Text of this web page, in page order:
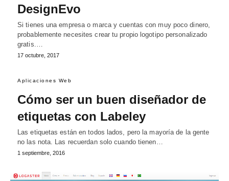
DesignEvo
Si tienes una empresa o marca y cuentas con muy poco dinero,
probablemente necesites crear tu propio logotipo personalizado
gratis.…
17 octubre, 2017
Aplicaciones Web
Cómo ser un buen diseñador de
etiquetas con Labeley
Las etiquetas están en todos lados, pero la mayoría de la gente
no las nota. Las recuerdan solo cuando tienen…
1 septiembre, 2016